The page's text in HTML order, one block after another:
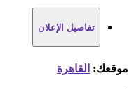
تفاصيل الإعلان
موقعك: القاهرة